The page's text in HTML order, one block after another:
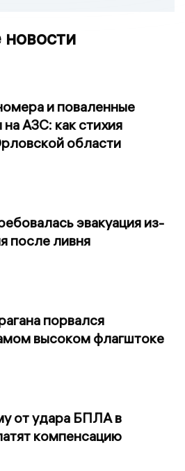
и поваленные
АЗС: как стихия
области
эвакуация из-
после ливня
порвался
высоком флагштоке
от удара БПЛА в
компенсацию